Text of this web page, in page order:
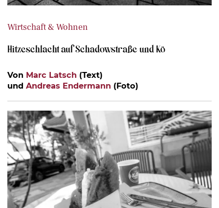
Wirtschaft & Wohnen
Hitzeschlacht auf Schadowstraße und Kö
Von Marc Latsch (Text)
und Andreas Endermann (Foto)